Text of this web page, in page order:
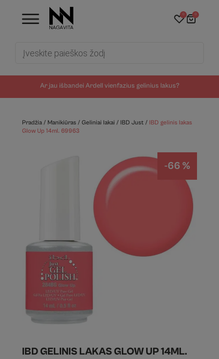
Ar jau išbandei Ardell vienfazius gelinius lakus?
0 0
Pradžia/ Manikiūras/ Geliniai lakai / IBD Just/ IBD gelinis lakas
Glow Up 14ml. 69963
-66 %
IBD GELINIS LAKAS GLOW UP 14ML.